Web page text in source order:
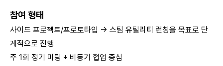
참여 형태
사이드 프로젝트/프로토타입 → 스팀 유틸리티 런칭을 목표로 단
계적으로 진행
주 1회 정기 미팅 + 비동기 협업 중심